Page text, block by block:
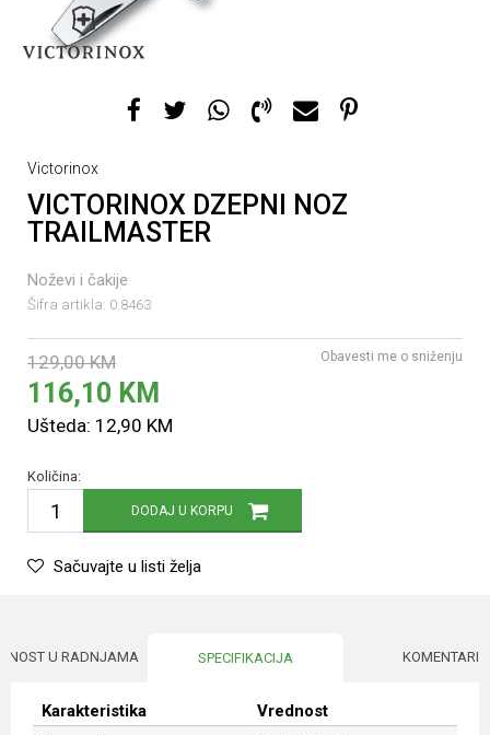
Victorinox
VICTORINOX DZEPNI NOZ
TRAILMASTER
Noževi i čakije
Šifra artikla: 0.8463
129,00 KM
116,10 KM
Ušteda: 12,90 KM
Obavesti me o sniženju
Količina:
DODAJ U KORPU
Sačuvajte u listi želja
U RADNJAMA SPECIFIKACIJA KOMENTARI
Karakteristika
Vrednost